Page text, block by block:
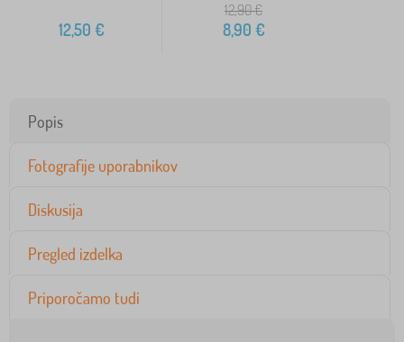
12,50 €
12,90€
8,90 €
Popis
Fotografije uporabnikov
Diskusija
Pregled izdelka
Priporočamo tudi